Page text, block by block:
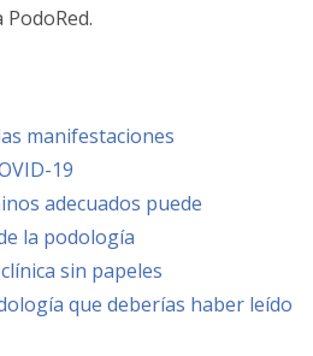
manifestaciones
19
adecuados puede
la podología
sin papeles
que deberías haber leído